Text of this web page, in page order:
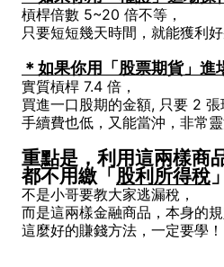
槓桿倍數 5~20 倍不等，
只要短短幾天時間，就能獲利好
＊如果你用「股票期貨」進
實質槓桿 7.4 倍，
買進一口股期的金額, 只要 2
手續費也低，又能當沖，非常靈
重點是，利用這兩樣商
都不用繳「股利所得稅
不是小哥要教大家逃漏稅，
而是這兩樣金融商品，本身的規
這麼好的賺錢方法，一定要學！